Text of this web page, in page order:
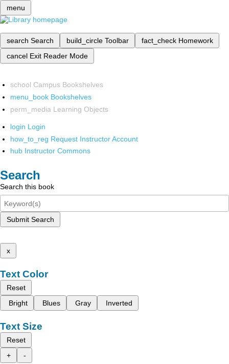
menu
search Search build_circle Toolbar fact_check Homework
cancel Exit Reader Mode
school Campus Bookshelves
menu_book Bookshelves
perm_media Learning Objects
login Login
how_to_reg Request Instructor Account
hub Instructor Commons
Search
Search this book
Submit Search
x
Text Color
Reset
Bright
Blues Gray Inverted
Text Size
Reset
+
-